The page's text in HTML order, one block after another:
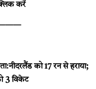
करें
को 17 रन से हराया;
3 विकेट